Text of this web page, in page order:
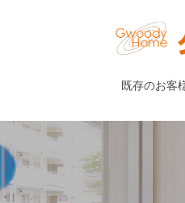
既存のお客